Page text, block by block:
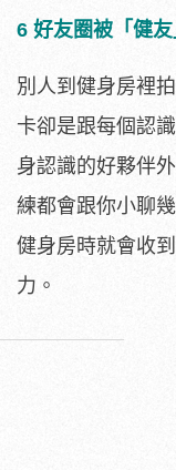
6 好友圈被「健
別人到健身房裡
卡卻是跟每個認
身認識的好夥伴
練都會跟你小聊
健身房時就會收
力。